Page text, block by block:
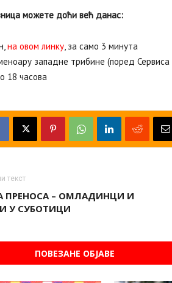
можете доћи већ данас:
на овом линку, за само 3 минута
западне трибине (поред
18 часова
текст
ПРЕНОСА – ОМЛАДИНЦИ И
У СУБОТИЦИ
ПОВЕЗАНЕ ОБЈАВЕ